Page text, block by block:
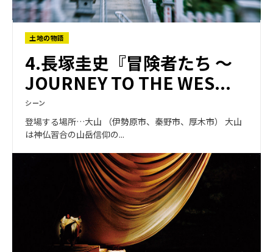
土地の物語
4.長塚圭史『冒険者たち ～
JOURNEY TO THE WES...
シーン
登場する場所…大山 （伊勢原市、秦野市、厚木市） 大山
は神仏習合の山岳信仰の...